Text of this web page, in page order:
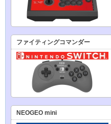
ファイティングコマンダー
NEOGEO mini